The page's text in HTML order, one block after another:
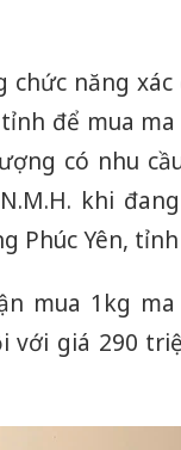
năng
để mua ma
có nhu
khi
Yên, tỉnh
mua 1kg
với giá 290